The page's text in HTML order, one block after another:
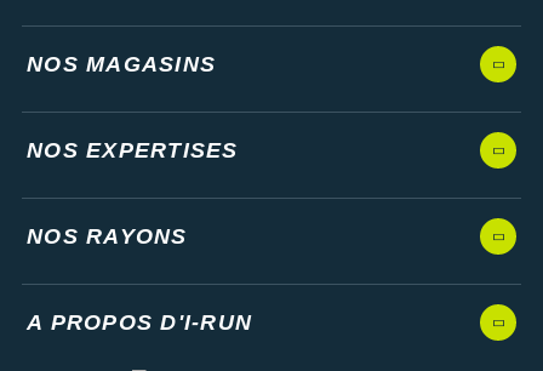
NOS MAGASINS
NOS EXPERTISES
NOS RAYONS
A PROPOS D'I-RUN